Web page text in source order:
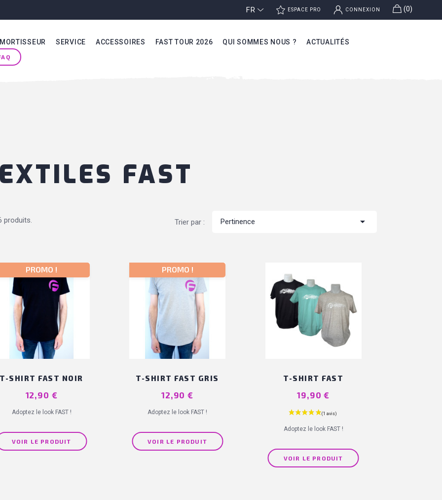
FR j ESPACE PRO k CONNEXION g (0)
SERVICE ACCESSOIRES FAST TOUR 2026 QUI SOMMES NOUS ? ACTUALITÉS
FAST
produits. Trier par : Pertinence 
T-SHIRT FAST NOIR
Prix
12,90 €
Adoptez le look FAST !
VOIR LE PRODUIT
PROMO !
T-SHIRT FAST GRIS
Prix
12,90 €
Adoptez le look FAST !
VOIR LE PRODUIT
PROMO !
T-SHIRT FAST
Prix
19,90 €
Adoptez le look FAST !
VOIR LE PRODUIT